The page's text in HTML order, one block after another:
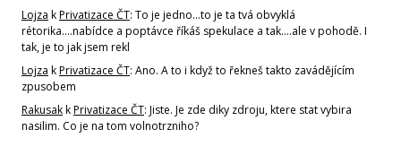
Lojza kPrivatizace ČT: To je jedno...to je ta tvá obvyklá
rétorika....nabídce a poptávce říkáš spekulace a tak....ale v pohodě. I
tak, je to jak jsem rekl
Lojza kPrivatizace ČT: Ano. A to i když to řekneš takto zavádějícím
zpusobem
RakusakkPrivatizace ČT: Jiste. Je zde diky zdroju, ktere stat vybira
nasilim. Co je na tom volnotrzniho?